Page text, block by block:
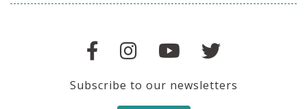
Subscribe to our newsletters